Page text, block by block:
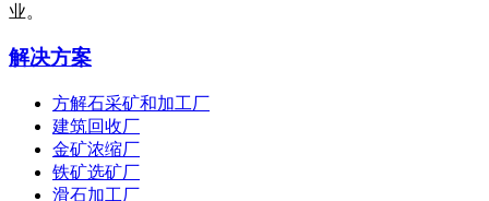
业。
解决方案
方解石采矿和加工厂
建筑回收厂
金矿浓缩厂
铁矿选矿厂
滑石加工厂